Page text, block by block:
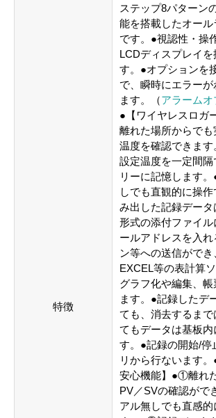
特徴
ステップ8パターン
能を搭載したオー
です。●視認性・操
LCDディスプレイを
す。●オプションを
で、瞬時にエラーが
ます。（アラームオ
●【ワイヤレスロガ
離れた場所からで
温度を確認できます
設定温度を一定間
リーに記憶します
しでも直観的に操
み出した記録デー
形式の添付ファイル
ールアドレスを入れ
ン等への送信がで
EXCEL等の表計算
グラフ化や編集、帳
ます。●記録したデ
ても、消去するまで
てもデータは基板内
す。●記録の開始/停
リから行ないます。
安心機能】●①離れ
PV／SVの確認がで
アル無しでも直感的